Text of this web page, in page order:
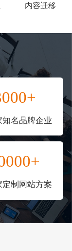
内容迁移
知名品牌企业
定制网站方案